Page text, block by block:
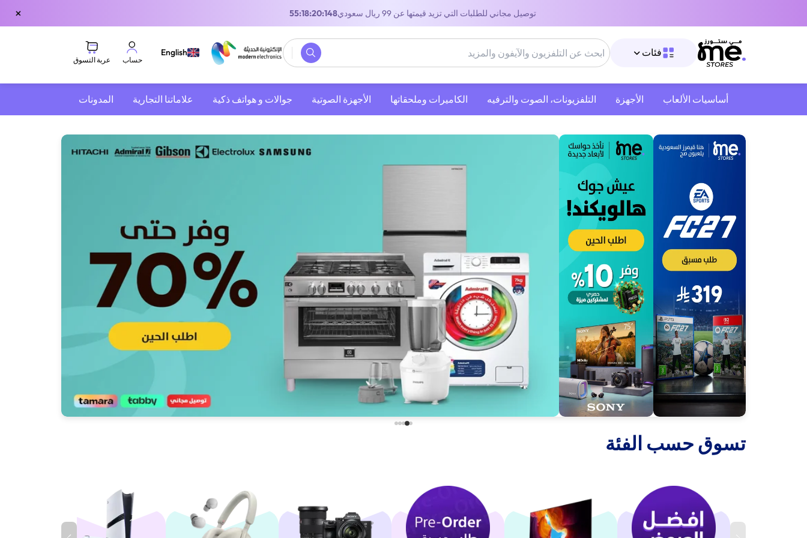
توصيل مجاني للطلبات التي تزيد قيمتها عن 99 ريال سعودي 53:18:20:148
×
فئات English
حساب عربة التسوق
أساسيات الألعاب الأجهزة التلفزيونات، الصوت والترفيه ‫الكاميرات وملحقاتها‬ الأجهزة الصوتية جوالات و هواتف ذكية علاماتنا التجارية المدونات
‫تسوق حسب الفئة‬